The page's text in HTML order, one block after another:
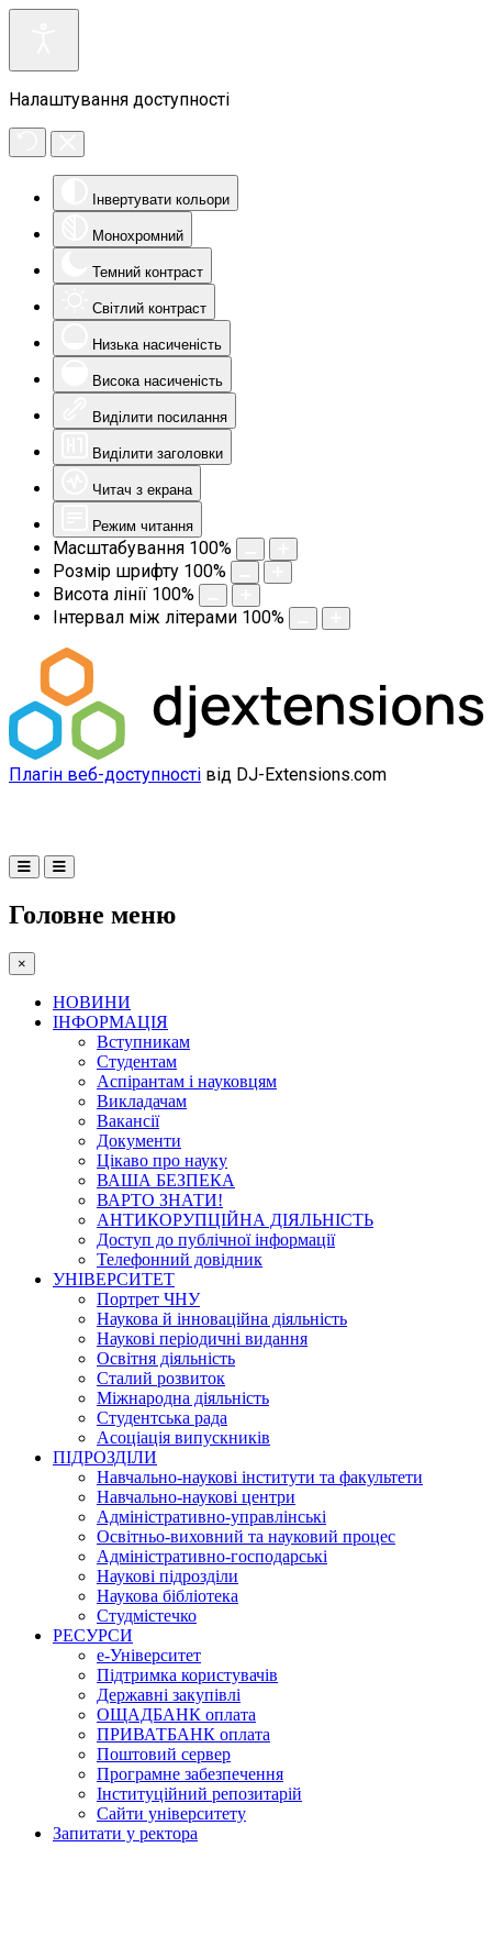
Налаштування доступності
Інвертувати кольори
Монохромний
Темний контраст
Світлий контраст
Низька насиченість
Висока насиченість
Виділити посилання
Виділити заголовки
Читач з екрана
Режим читання
Масштабування 100%
Розмір шрифту 100%
Висота лінії 100%
Інтервал між літерами 100%
Плагін веб-доступності від DJ-Extensions.com
Головне меню
×
НОВИНИ
ІНФОРМАЦІЯ
Вступникам
Студентам
Аспірантам і науковцям
Викладачам
Вакансії
Документи
Цікаво про науку
ВАША БЕЗПЕКА
ВАРТО ЗНАТИ!
АНТИКОРУПЦІЙНА ДІЯЛЬНІСТЬ
Доступ до публічної інформації
Телефонний довідник
УНІВЕРСИТЕТ
Портрет ЧНУ
Наукова й інноваційна діяльність
Наукові періодичні видання
Освітня діяльність
Сталий розвиток
Міжнародна діяльність
Студентська рада
Асоціація випускників
ПІДРОЗДІЛИ
Навчально-наукові інститути та факультети
Навчально-наукові центри
Адміністративно-управлінські
Освітньо-виховний та науковий процес
Адміністративно-господарські
Наукові підрозділи
Наукова бібліотека
Студмістечко
РЕСУРСИ
е-Університет
Підтримка користувачів
Державні закупівлі
ОЩАДБАНК оплата
ПРИВАТБАНК оплата
Поштовий сервер
Програмне забезпечення
Інституційний репозитарій
Сайти університету
Запитати у ректора